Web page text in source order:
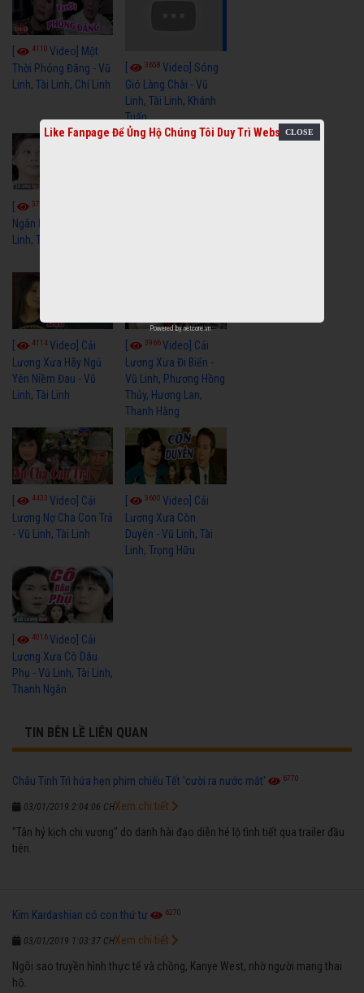
4110 Video] Một
Thời Phóng Đãng - Vũ
Linh, Tài Linh, Chí Linh
3658Video] Sóng
Gió Làng Chài - Vũ
Linh, Tài Linh, Khánh
Tuấn
3768
Ngân Hà - Vũ Linh, Tài
Linh, Thoại Mỹ
4114Video] Cải
Lương Xưa Hãy Ngủ
Yên Niềm Đau - Vũ
Linh, Tài Linh
3966Video] Cải
Lương Xưa Đi Biển -
Vũ Linh, Phương Hồng
Thủy, Hương Lan,
Thanh Hằng
4433 Video] Cải
Lương Nợ Cha Con Trả
- Vũ Linh, Tài Linh
3600Video] Cải
Lương Xưa Còn
Duyên - Vũ Linh, Tài
Linh, Trọng Hữu
[ 4016Video] Cải
Lương Xưa Cô Dâu
Phụ - Vũ Linh, Tài Linh,
Thanh Ngân
TIN BÊN LỀ LIÊN QUAN
Châu Tinh Trì hứa hẹn phim chiếu Tết 'cười ra nước mắt' 6770
03/01/2019 2:04:06 CH
"Tân hỷ kịch chi vương" do danh hài đạo diễn hé lộ tình tiết qua trailer đầu
tiên.
Xem chi tiết
Kim Kardashian có con thứ tư 6270
03/01/2019 1:03:37 CH
Ngôi sao truyền hình thực tế và chồng, Kanye West, nhờ người mang thai
hộ.
Xem chi tiết
Like Fanpage Để Ủng Hộ Chúng Tôi Duy Trì Website
Powered bynetcore.vn